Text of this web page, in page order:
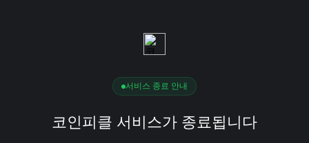
서비스 종료 안내
코인피클 서비스가 종료됩니다